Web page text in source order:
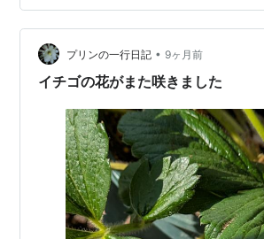
たのでイチゴを外の出してやりました
かさで花梗が伸びて実が大きくなった
です。 こ～んなに・・・ちゃんと受粉
今日もブロッコリー１個99円で売って
プリンの一行日記 • 9ヶ月前
イチゴの花がまた咲きました